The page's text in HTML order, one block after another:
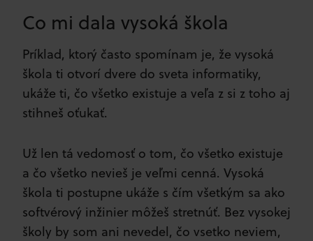
Co mi dala vysoká škola
Príklad, ktorý často spomínam je, že vysoká
škola ti otvorí dvere do sveta informatiky,
ukáže ti, čo všetko existuje a veľa z si z toho aj
stihneš oťukať.
Už len tá vedomosť o tom, čo všetko existuje
a čo všetko nevieš je veľmi cenná. Vysoká
škola ti postupne ukáže s čím všetkým sa ako
softvérový inžinier môžeš stretnúť. Bez vysokej
školy by som ani nevedel, čo vsetko neviem,